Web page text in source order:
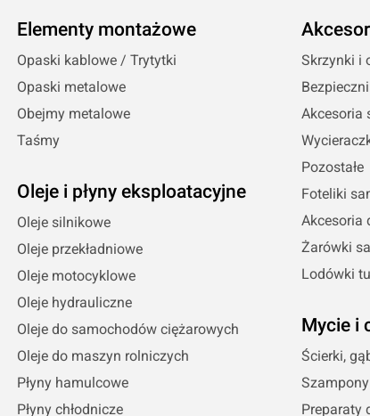
Elementy montażowe
Opaski kablowe / Trytytki
Opaski metalowe
Obejmy metalowe
Taśmy
Oleje i płyny eksploatacyjne
Oleje silnikowe
Oleje przekładniowe
Oleje motocyklowe
Oleje hydrauliczne
Oleje do samochodów ciężarowych
Oleje do maszyn rolniczych
Płyny hamulcowe
Płyny chłodnicze
Skrzynki i
Akcesoria
Pozostałe
Foteliki
Akcesoria
Żarówki
Lodówki
Mycie i
Ścierki,
Preparaty